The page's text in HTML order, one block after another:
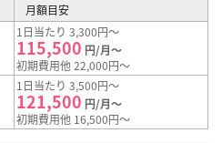
月額目安
1日当たり 3,300円～
115,500 円/月～
初期費用他 22,000円～
1日当たり 3,500円～
121,500 円/月～
初期費用他 16,500円～